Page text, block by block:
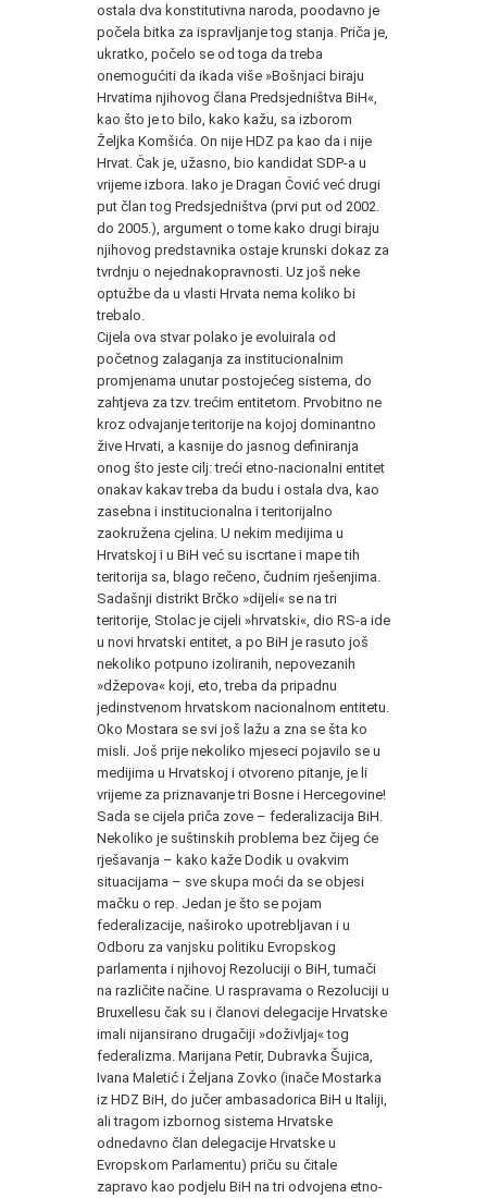
ostala dva konstitutivna naroda, poodavno je
počela bitka za ispravljanje tog stanja. Priča je,
ukratko, počelo se od toga da treba
onemogućiti da ikada više »Bošnjaci biraju
Hrvatima njihovog člana Predsjedništva BiH«,
kao što je to bilo, kako kažu, sa izborom
Željka Komšića. On nije HDZ pa kao da i nije
Hrvat. Čak je, užasno, bio kandidat SDP-a u
vrijeme izbora. Iako je Dragan Čović već drugi
put član tog Predsjedništva (prvi put od 2002.
do 2005.), argument o tome kako drugi biraju
njihovog predstavnika ostaje krunski dokaz za
tvrdnju o nejednakopravnosti. Uz još neke
optužbe da u vlasti Hrvata nema koliko bi
trebalo.
Cijela ova stvar polako je evoluirala od
početnog zalaganja za institucionalnim
promjenama unutar postojećeg sistema, do
zahtjeva za tzv. trećim entitetom. Prvobitno ne
kroz odvajanje teritorije na kojoj dominantno
žive Hrvati, a kasnije do jasnog definiranja
onog što jeste cilj: treći etno-nacionalni entitet
onakav kakav treba da budu i ostala dva, kao
zasebna i institucionalna i teritorijalno
zaokružena cjelina. U nekim medijima u
Hrvatskoj i u BiH već su iscrtane i mape tih
teritorija sa, blago rečeno, čudnim rješenjima.
Sadašnji distrikt Brčko »dijeli« se na tri
teritorije, Stolac je cijeli »hrvatski«, dio RS-a ide
u novi hrvatski entitet, a po BiH je rasuto još
nekoliko potpuno izoliranih, nepovezanih
»džepova« koji, eto, treba da pripadnu
jedinstvenom hrvatskom nacionalnom entitetu.
Oko Mostara se svi još lažu a zna se šta ko
misli. Još prije nekoliko mjeseci pojavilo se u
medijima u Hrvatskoj i otvoreno pitanje, je li
vrijeme za priznavanje tri Bosne i Hercegovine!
Sada se cijela priča zove – federalizacija BiH.
Nekoliko je suštinskih problema bez čijeg će
rješavanja – kako kaže Dodik u ovakvim
situacijama – sve skupa moći da se objesi
mačku o rep. Jedan je što se pojam
federalizacije, naširoko upotrebljavan i u
Odboru za vanjsku politiku Evropskog
parlamenta i njihovoj Rezoluciji o BiH, tumači
na različite načine. U raspravama o Rezoluciji u
Bruxellesu čak su i članovi delegacije Hrvatske
imali nijansirano drugačiji »doživljaj« tog
federalizma. Marijana Petir, Dubravka Šujica,
Ivana Maletić i Željana Zovko (inače Mostarka
iz HDZ BiH, do jučer ambasadorica BiH u Italiji,
ali tragom izbornog sistema Hrvatske
odnedavno član delegacije Hrvatske u
Evropskom Parlamentu) priču su čitale
zapravo kao podjelu BiH na tri odvojena etno-